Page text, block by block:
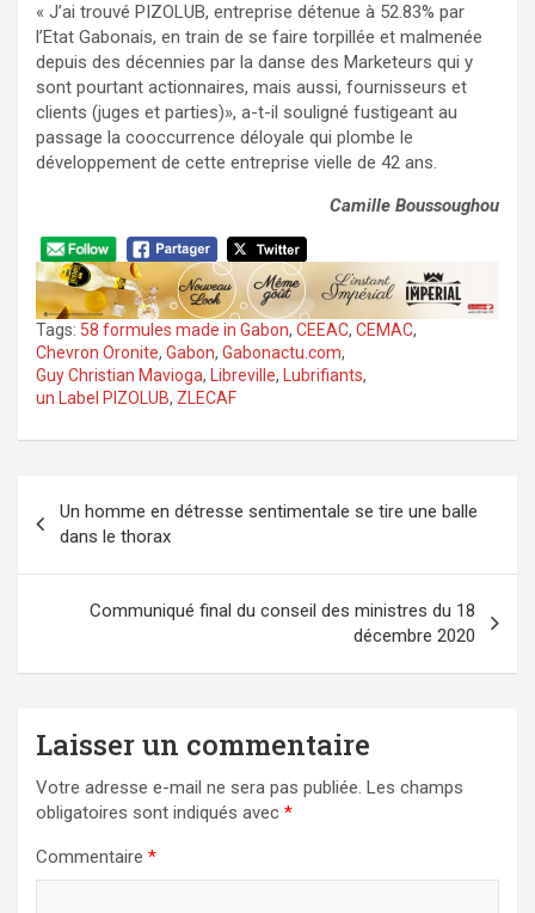
« J’ai trouvé PIZOLUB, entreprise détenue à 52.83% par
l’Etat Gabonais, en train de se faire torpillée et malmenée
depuis des décennies par la danse des Marketeurs qui y
sont pourtant actionnaires, mais aussi, fournisseurs et
clients (juges et parties)», a-t-il souligné fustigeant au
passage la cooccurrence déloyale qui plombe le
développement de cette entreprise vielle de 42 ans.
Camille Boussoughou
Tags: 58 formules made in Gabon, CEEAC, CEMAC,
Chevron Oronite, Gabon, Gabonactu.com,
Guy Christian Mavioga, Libreville, Lubrifiants,
un Label PIZOLUB, ZLECAF
de
l’article
Un homme en détresse sentimentale se tire une balle
dans le thorax
Communiqué final du conseil des ministres du 18
décembre 2020
Laisser un commentaire
Votre adresse e-mail ne sera pas publiée. Les champs
obligatoires sont indiqués avec *
Commentaire *